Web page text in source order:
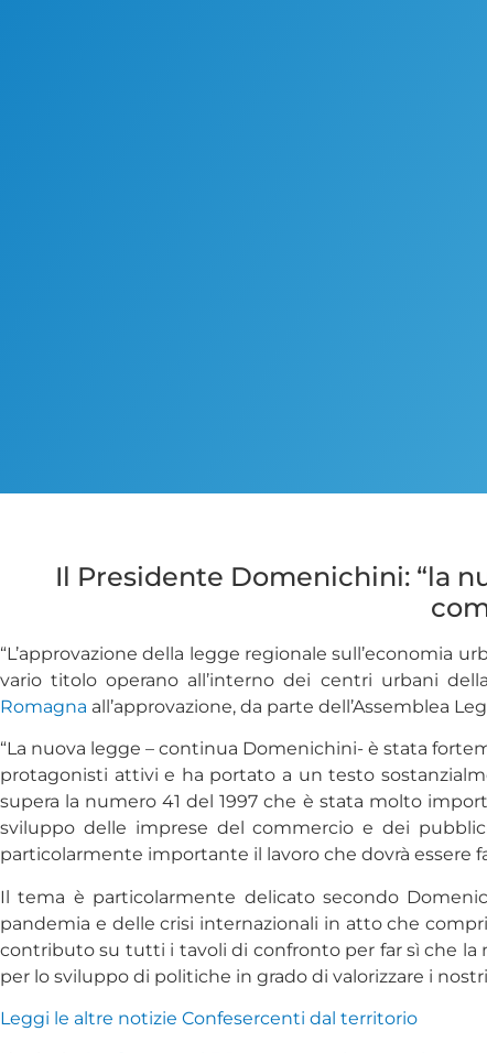
Il Presidente Domenichini: “la
“L’approvazione della legge regionale
vario titolo operano all’interno dei centri urbani
Romagna all’approvazione, da parte dell’Assemblea
“La nuova legge – continua Domenichini- è stata
protagonisti attivi e ha portato a un testo
supera la numero 41 del 1997 che è stata molto
sviluppo delle imprese del commercio e dei
particolarmente importante il lavoro che dovrà essere
Il tema è particolarmente delicato secondo
pandemia e delle crisi internazionali in atto che
contributo su tutti i tavoli di confronto per far sì che la
per lo sviluppo di politiche in grado di valorizzare i
Leggi le altre notizie Confesercenti dal territorio